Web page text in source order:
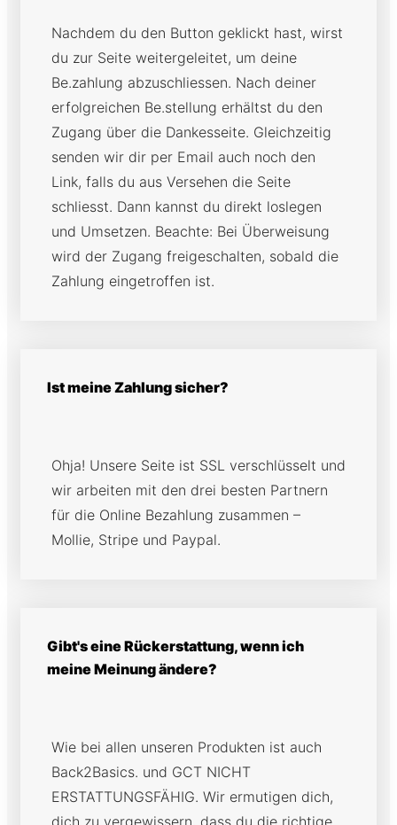
Nachdem du den Button geklickt hast, wirst
du zur Seite weitergeleitet, um deine
Be.zahlung abzuschliessen. Nach deiner
erfolgreichen Be.stellung erhältst du den
Zugang über die Dankesseite. Gleichzeitig
senden wir dir per Email auch noch den
Link, falls du aus Versehen die Seite
schliesst. Dann kannst du direkt loslegen
und Umsetzen. Beachte: Bei Überweisung
wird der Zugang freigeschalten, sobald die
Zahlung eingetroffen ist.
Ist meine Zahlung sicher?
Ohja! Unsere Seite ist SSL verschlüsselt und
wir arbeiten mit den drei besten Partnern
für die Online Bezahlung zusammen –
Mollie, Stripe und Paypal.
Gibt's eine Rückerstattung, wenn ich
meine Meinung ändere?
Wie bei allen unseren Produkten ist auch
Back2Basics. und GCT NICHT
ERSTATTUNGSFÄHIG. Wir ermutigen dich,
dich zu vergewissern, dass du die richtige